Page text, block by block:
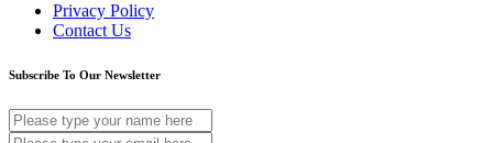
Privacy Policy
Contact Us
Subscribe To Our Newsletter